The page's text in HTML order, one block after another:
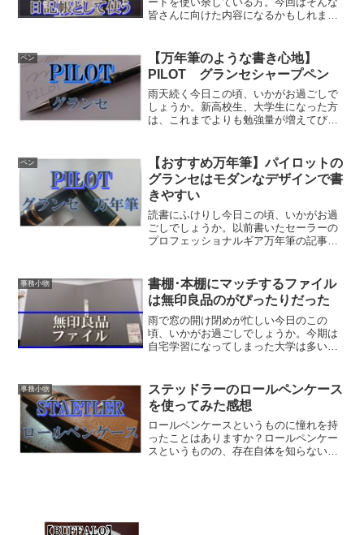
皆さんに向けた内容になるかもしれませ
いることでしょう。日記帳は装丁が豪華
できれいなつくりのものが多...
ペン
【万年筆のような書き心地】
PILOT グランセシャープペン
雨天続く今日この頃、いかがお過ごしで
しょうか。新高校生、大学生になった方
は、これまでよりも勉強量が増えてびっ
と思います。その時、いつも使っている
シャープペンシルでは疲れ...
ペン
【おすすめ万年筆】パイロットの
グランセはモダンなデザインで書
きやすい
読書にふけりし今日この頃、いかがお過
ごしでしょうか。以前書いたセーラーの
プロフェッショナルギア万年筆の記事が
め、万年筆の記事を書くことにしまし
た。ありがたいものです。Tw...
事務小物
書棚･本棚にマッチするファイル
は無印良品のがぴったりだった
雨で窓の開け閉めが忙しい今日のこの
頃、いかがお過ごしでしょうか。今期は
自宅学習になってしまった大学は多いこ
ます。普段は課題どころか講義資料も少
ない学科に所属している自分...
事務小物
ステッドラーのロールペンケース
を使ってみた感想
ロールペンケースというものに憧れを持
ったことはありますか？ロールペンケー
スというものの、存在自体を知らないと